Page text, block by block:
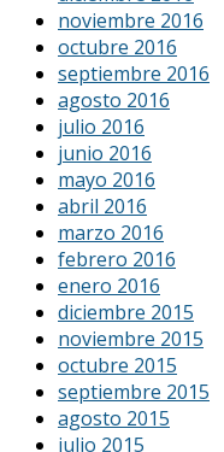
noviembre 2016
octubre 2016
septiembre 2016
agosto 2016
julio 2016
junio 2016
mayo 2016
abril 2016
marzo 2016
febrero 2016
enero 2016
diciembre 2015
noviembre 2015
octubre 2015
septiembre 2015
agosto 2015
julio 2015